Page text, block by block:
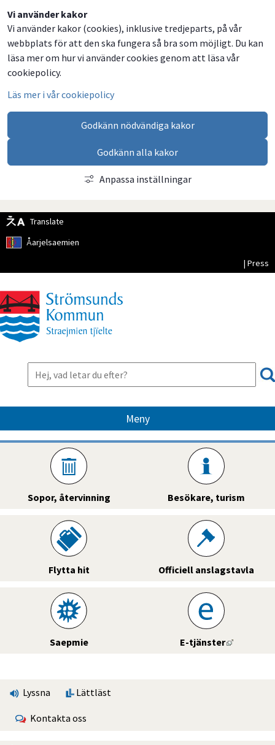
Vi använder kakor
Vi använder kakor (cookies), inklusive tredjeparts, på vår
webbplats för att den ska fungera så bra som möjligt. Du kan
läsa mer om hur vi använder cookies genom att läsa vår
cookiepolicy.
Läs mer i vår cookiepolicy
Godkänn nödvändiga kakor
Godkänn alla kakor
Anpassa inställningar
Translate
Åarjelsaemien
| Press
Meny
Sopor, återvinning Besökare, turism
Flytta hit Officiell anslagstavla
Saepmie E-tjänster Länk till
Lyssna Lättläst
Kontakta oss